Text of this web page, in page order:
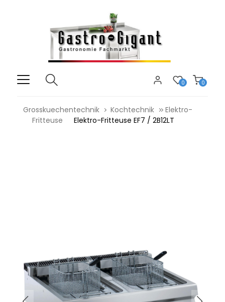
0
0
Grosskuechentechnik Kochtechnik
Elektro-
Fritteuse
Elektro-Fritteuse EF7 / 2B12LT